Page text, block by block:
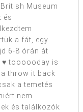
Museum
és
a fát, egy
6-8 órán át
♥ toooooday is
throw it back
a temetés
nem
és találkozók